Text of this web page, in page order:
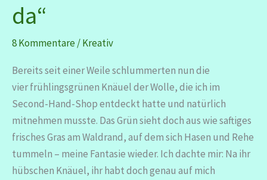
da“
8 Kommentare/Kreativ
Bereits seit einer Weile schlummerten nun die
vier frühlingsgrünen Knäuel der Wolle, die ich im
Second-Hand-Shop entdeckt hatte und natürlich
mitnehmen musste. Das Grün sieht doch aus wie saftiges
frisches Gras am Waldrand, auf dem sich Hasen und Rehe
tummeln – meine Fantasie wieder. Ich dachte mir: Na ihr
hübschen Knäuel, ihr habt doch genau auf mich